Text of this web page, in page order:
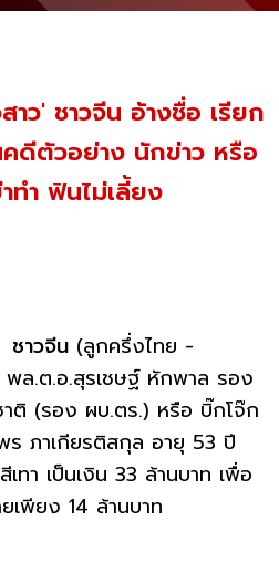
ว' ชาวจีน อ้างชื่อ เรียก
คดีตัวอย่าง นักข่าว หรือ
ำ ฟันไม่เลี้ยง
ชาวจีน (ลูกครึ่งไทย -
ล.ต.อ.สุรเชษฐ์ หักพาล รอง
ติ (รอง ผบ.ตร.) หรือ บิ๊กโจ๊ก
ร ภาเกียรติสกุล อายุ 53 ปี
ทา เป็นเงิน 33 ล้านบาท เพื่อ
พียง 14 ล้านบาท